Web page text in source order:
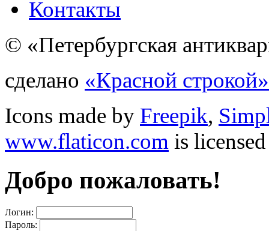
Контакты
© «Петербургская
сделано «Красной строкой»
Icons made by Freepik,
www.flaticon.com is
Добро пожаловать!
Логин:
Пароль: